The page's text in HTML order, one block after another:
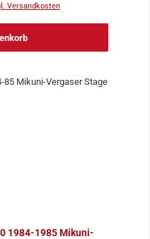
Versandkosten
1984-1985 Mikuni-